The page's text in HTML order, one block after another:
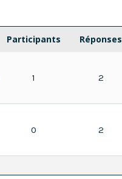
Participants Réponses
1 2
0 2